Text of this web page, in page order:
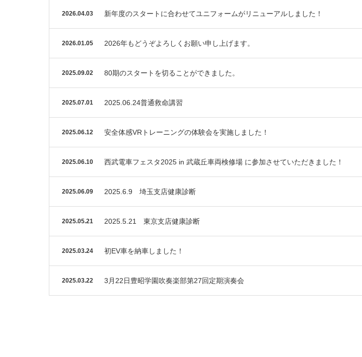
2026.04.03 新年度のスタートに合わせてユニフォームがリニューアルしました！
2026.01.05 2026年もどうぞよろしくお願い申し上げます。
2025.09.02 80期のスタートを切ることができました。
2025.07.01 2025.06.24普通救命講習
2025.06.12 安全体感VRトレーニングの体験会を実施しました！
2025.06.10 西武電車フェスタ2025 in 武蔵丘車両検修場 に参加させていただきました！
2025.06.09 2025.6.9 埼玉支店健康診断
2025.05.21 2025.5.21 東京支店健康診断
2025.03.24 初EV車を納車しました！
2025.03.22 3月22日豊昭学園吹奏楽部第27回定期演奏会